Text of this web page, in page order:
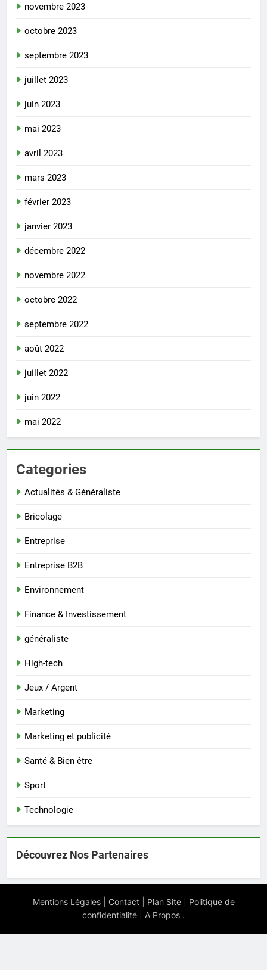
novembre 2023
octobre 2023
septembre 2023
juillet 2023
juin 2023
mai 2023
avril 2023
mars 2023
février 2023
janvier 2023
décembre 2022
novembre 2022
octobre 2022
septembre 2022
août 2022
juillet 2022
juin 2022
mai 2022
Categories
Actualités & Généraliste
Bricolage
Entreprise
Entreprise B2B
Environnement
Finance & Investissement
généraliste
High-tech
Jeux / Argent
Marketing
Marketing et publicité
Santé & Bien être
Sport
Technologie
Découvrez Nos Partenaires
Mentions Légales| Contact| Plan Site|
Politique de
confidentialité
A Propos .